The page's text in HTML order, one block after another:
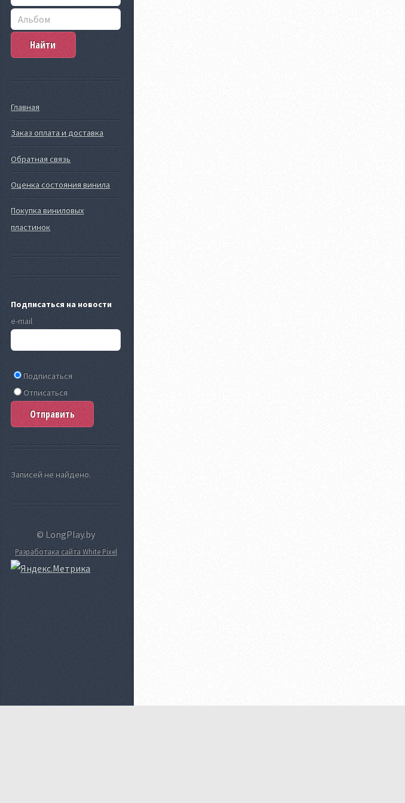
Главная
Заказ оплата и доставка
Обратная связь
Оценка состояния винила
Покупка виниловых
пластинок
Подписаться на новости
e-mail
Подписаться
Отписаться
Записей не найдено.
© LongPlay.by
Разработака сайта White Pixel